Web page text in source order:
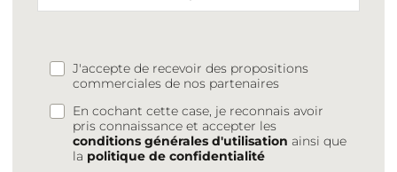
J'accepte de recevoir des propositions
commerciales de nos partenaires
En cochant cette case, je reconnais avoir
pris connaissance et accepter les
conditions générales d'utilisation ainsi que
la politique de confidentialité